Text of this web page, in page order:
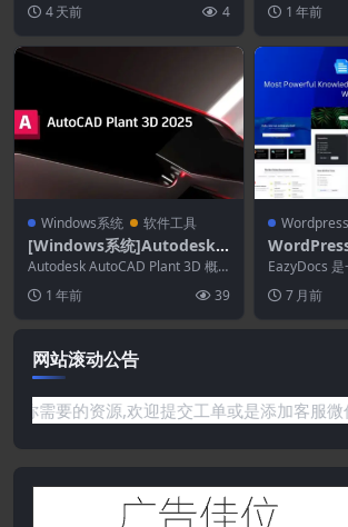
型商...4 天前 4
细节...1 年前
Windows系统 软件工具
[Windows系统]Autodesk
AutoCAD Plant 3D 2026.0.
1
Autodesk AutoCAD Plant 3D 概
1 年前 39
Pro 2.9.0–
插件
EazyDocs
它...7 月前
网站滚动公告
要的资源,欢迎提交工单或是添加客服微信